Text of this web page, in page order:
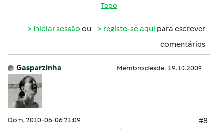
Topo
Iniciar sessão ou registe-se aqui para escrever
comentários
Gasparzinha Membro desde : 19.10.2009
Dom, 2010-06-06 21:09
#8